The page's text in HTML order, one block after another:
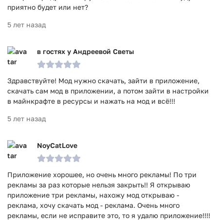
приятно будет или нет?
5 лет назад
в гостях у Андреевой Светы
Здравствуйте! Мод нужно скачать, зайти в приложение,
скачать сам мод в приложении, а потом зайти в настройки
в майнкрафте в ресурсы и нажать на мод и всё!!!
5 лет назад
NoyCatLove
Приложение хорошее, но очень много рекламы! По три
рекламы за раз которые нельзя закрыть!! Я открываю
приложение три рекламы, нахожу мод открываю -
реклама, хочу скачать мод - реклама. Очень много
рекламы, если не исправите это, то я удалю приложение!!!!